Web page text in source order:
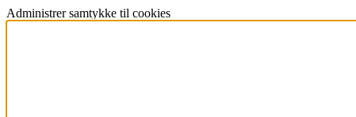
Administrer samtykke til cookies